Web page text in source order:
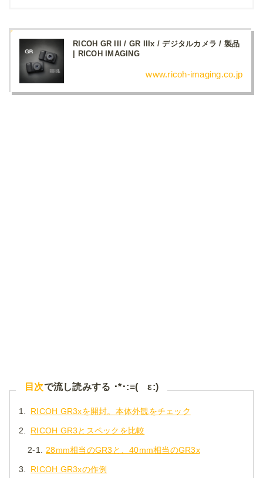
RICOH GR III / GR IIIx / デジタルカメラ / 製品
| RICOH IMAGING
www.ricoh-imaging.co.jp
目次で流し読みする ･*･:≡( ε:)
1. RICOH GR3xを開封。本体外観をチェック
2. RICOH GR3とスペックを比較
2-1. 28mm相当のGR3と、40mm相当のGR3x
3. RICOH GR3xの作例